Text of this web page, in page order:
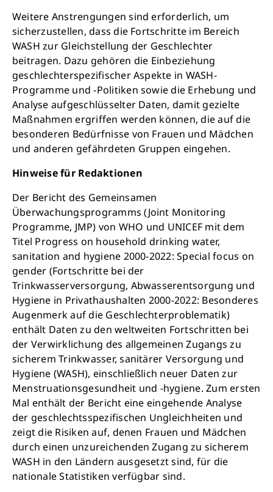
Weitere Anstrengungen sind erforderlich, um
sicherzustellen, dass die Fortschritte im Bereich
WASH zur Gleichstellung der Geschlechter
beitragen. Dazu gehören die Einbeziehung
geschlechterspezifischer Aspekte in WASH-
Programme und -Politiken sowie die Erhebung und
Analyse aufgeschlüsselter Daten, damit gezielte
Maßnahmen ergriffen werden können, die auf die
besonderen Bedürfnisse von Frauen und Mädchen
und anderen gefährdeten Gruppen eingehen.
Hinweise für Redaktionen
Der Bericht des Gemeinsamen
Überwachungsprogramms (Joint Monitoring
Programme, JMP) von WHO und UNICEF mit dem
Titel Progress on household drinking water,
sanitation and hygiene 2000-2022: Special focus on
gender (Fortschritte bei der
Trinkwasserversorgung, Abwasserentsorgung und
Hygiene in Privathaushalten 2000-2022: Besonderes
Augenmerk auf die Geschlechterproblematik)
enthält Daten zu den weltweiten Fortschritten bei
der Verwirklichung des allgemeinen Zugangs zu
sicherem Trinkwasser, sanitärer Versorgung und
Hygiene (WASH), einschließlich neuer Daten zur
Menstruationsgesundheit und -hygiene. Zum ersten
Mal enthält der Bericht eine eingehende Analyse
der geschlechtsspezifischen Ungleichheiten und
zeigt die Risiken auf, denen Frauen und Mädchen
durch einen unzureichenden Zugang zu sicherem
WASH in den Ländern ausgesetzt sind, für die
nationale Statistiken verfügbar sind.